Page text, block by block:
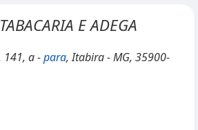
E ADEGA
141, a -para, Itabira - MG, 35900-